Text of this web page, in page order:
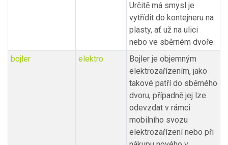
Určitě má smysl je
vytřídit do kontejneru na
plasty, ať už na ulici
nebo ve sběrném dvoře.
bojler
elektro
Bojler je objemným
elektrozařízením, jako
takové patří do sběrného
dvoru, případně jej lze
odevzdat v rámci
mobilního svozu
elektrozařízení nebo při